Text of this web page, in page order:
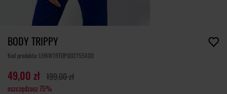
BODY TRIPPY
Kod produktu: LHKW19TOP002755X00
49,00 zł 199,00 zł
oszczędzasz 75%